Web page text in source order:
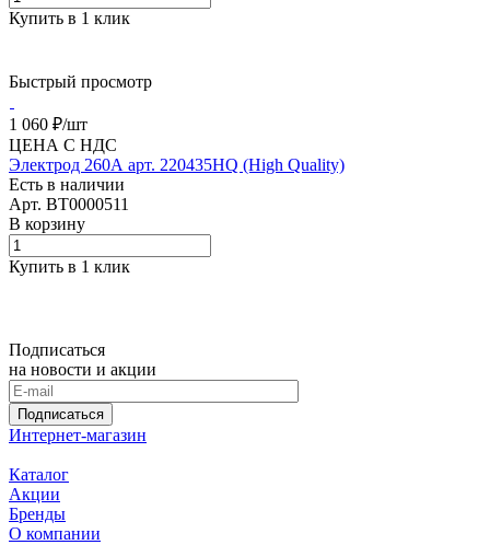
Купить в 1 клик
Быстрый просмотр
1 060 ₽/шт
ЦЕНА С НДС
Электрод 260А арт. 220435HQ (High Quality)
Есть в наличии
Арт. BT0000511
В корзину
Купить в 1 клик
Подписаться
на новости и акции
Подписаться
Интернет-магазин
Каталог
Акции
Бренды
О компании